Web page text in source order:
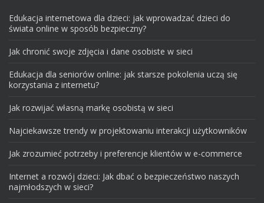
Edukacja internetowa dla dzieci: jak wprowadzać dzieci do
świata online w sposób bezpieczny?
Jak chronić swoje zdjęcia i dane osobiste w sieci
Edukacja dla seniorów online: jak starsze pokolenia uczą się
korzystania z internetu?
Jak rozwijać własną markę osobistą w sieci
Najciekawsze trendy w projektowaniu interakcji użytkowników
Jak zrozumieć potrzeby i preferencje klientów w e-commerce
Internet a rozwój dzieci: Jak dbać o bezpieczeństwo naszych
najmłodszych w sieci?